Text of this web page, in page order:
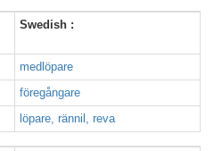
Swedish :
medlöpare
föregångare
löpare, rännil, reva